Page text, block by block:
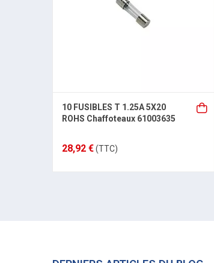
10 FUSIBLES T 1.25A 5X20
ROHS Chaffoteaux 61003635
28,92 €(TTC)